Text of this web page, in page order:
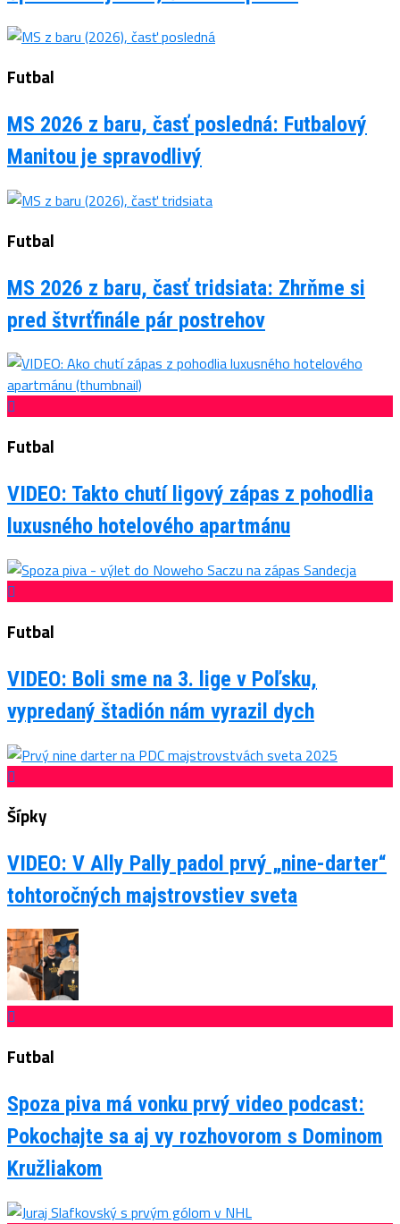
Futbal
MS 2026 z baru, časť posledná: Futbalový
Manitou je spravodlivý
Futbal
MS 2026 z baru, časť tridsiata: Zhrňme si
pred štvrťfinále pár postrehov
Futbal
VIDEO: Takto chutí ligový zápas z pohodlia
luxusného hotelového apartmánu
Futbal
VIDEO: Boli sme na 3. lige v Poľsku,
vypredaný štadión nám vyrazil dych
Šípky
VIDEO: V Ally Pally padol prvý „nine-darter“
tohtoročných majstrovstiev sveta
Futbal
Spoza piva má vonku prvý video podcast:
Pokochajte sa aj vy rozhovorom s Dominom
Kružliakom